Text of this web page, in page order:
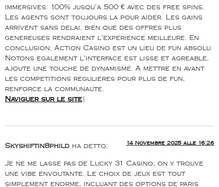
immersives. 100% jusqu’a 500 € avec des free spins.
Les agents sont toujours la pour aider. Les gains
arrivent sans delai, bien que des offres plus
genereuses rendraient l’experience meilleure. En
conclusion, Action Casino est un lieu de fun absolu.
Notons egalement l’interface est lisse et agreable,
ajoute une touche de dynamisme. A mettre en avant
les competitions regulieres pour plus de fun,
renforce la communaute.
Naviguer sur le site
Skyshiftin8phild ha detto: 14 Novembre 2025 alle 16:26
Je ne me lasse pas de Lucky 31 Casino, on y trouve
une vibe envoutante. Le choix de jeux est tout
simplement enorme, incluant des options de paris